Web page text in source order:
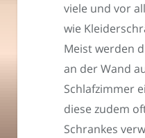
viele und vor
wie
Meist werden
an der Wand
Schlafzimmer
diese zudem
Schrankes